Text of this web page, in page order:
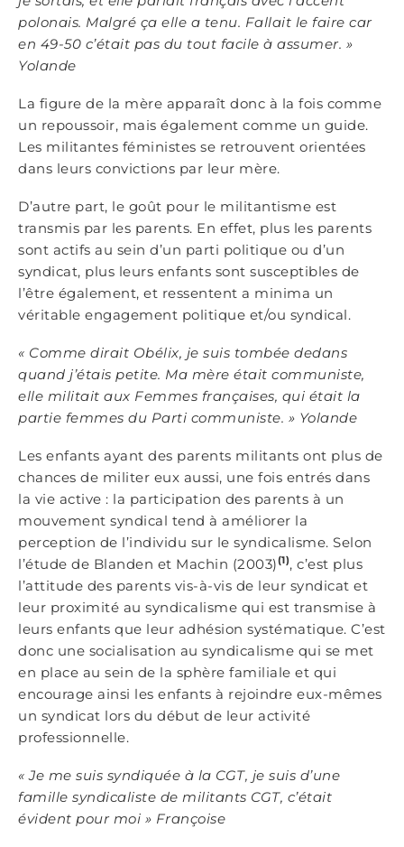
polonais. Malgré ça elle a tenu. Fallait le faire car
en 49-50 c’était pas du tout facile à assumer. »
Yolande
La figure de la mère apparaît donc à la fois comme
un repoussoir, mais également comme un guide.
Les militantes féministes se retrouvent orientées
dans leurs convictions par leur mère.
D’autre part, le goût pour le militantisme est
transmis par les parents. En effet, plus les parents
sont actifs au sein d’un parti politique ou d’un
syndicat, plus leurs enfants sont susceptibles de
l’être également, et ressentent a minima un
véritable engagement politique et/ou syndical.
« Comme dirait Obélix, je suis tombée dedans
quand j’étais petite. Ma mère était communiste,
elle militait aux Femmes françaises, qui était la
partie femmes du Parti communiste. » Yolande
Les enfants ayant des parents militants ont plus de
chances de militer eux aussi, une fois entrés dans
la vie active : la participation des parents à un
mouvement syndical tend à améliorer la
perception de l’individu sur le syndicalisme. Selon
l’étude de Blanden et Machin (2003)(1), c’est plus
l’attitude des parents vis-à-vis de leur syndicat et
leur proximité au syndicalisme qui est transmise à
leurs enfants que leur adhésion systématique. C’est
donc une socialisation au syndicalisme qui se met
en place au sein de la sphère familiale et qui
encourage ainsi les enfants à rejoindre eux-mêmes
un syndicat lors du début de leur activité
professionnelle.
« Je me suis syndiquée à la CGT, je suis d’une
famille syndicaliste de militants CGT, c’était
évident pour moi » Françoise